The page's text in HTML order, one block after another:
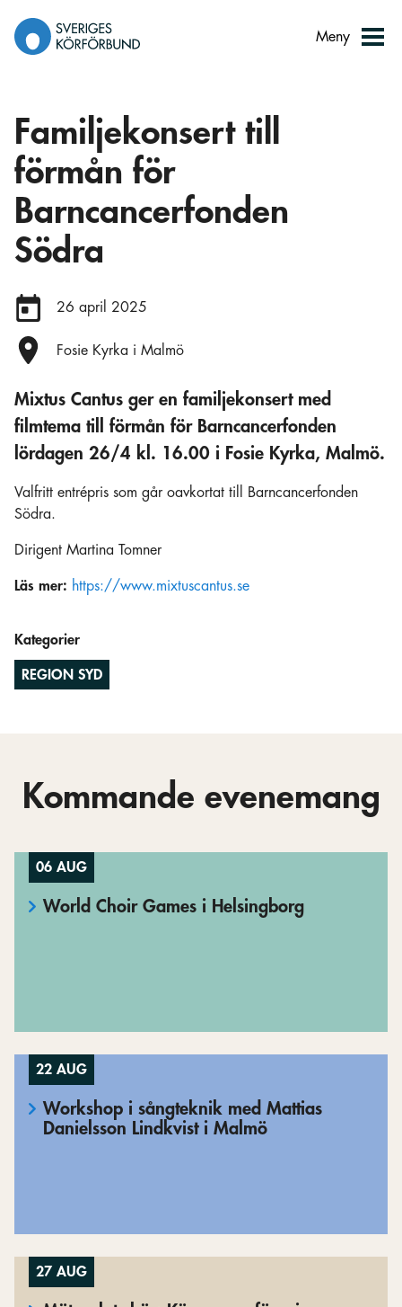
innehåll
Meny
Familjekonsert till
förmån för
Barncancerfonden
Södra
Datum:
26 april 2025
Plats:
Fosie Kyrka i Malmö
Mixtus Cantus ger en familjekonsert med
filmtema till förmån för Barncancerfonden
lördagen 26/4 kl. 16.00 i Fosie Kyrka, Malmö.
Valfritt entrépris som går oavkortat till Barncancerfonden
Södra.
Dirigent Martina Tomner
Läs mer: https://www.mixtuscantus.se
Kategorier
REGION SYD
Kommande evenemang
06 AUG
World Choir Games i Helsingborg
22 AUG
Workshop i sångteknik med Mattias
Danielsson Lindkvist i Malmö
27 AUG